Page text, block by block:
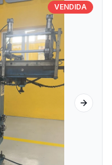
Next
VENDIDA